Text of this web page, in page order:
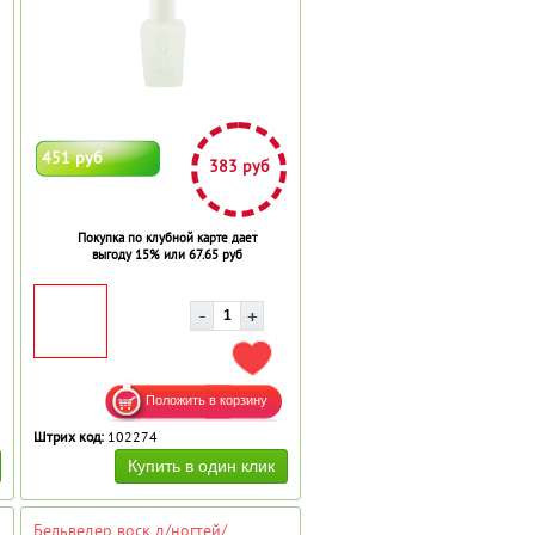
В ИЗБРАННОЕ
451 руб 383 руб
Покупка по клубной карте дает
выгоду 15% или 67.65 руб
ДОБАВИТЬ В ИЗБРАННОЕ
Штрих код: 102274
Бельведер воск д/ногтей/